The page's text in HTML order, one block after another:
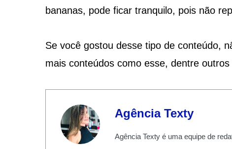
bananas, pode ficar tranquilo, pois não
Se você gostou desse tipo de conteúdo,
mais conteúdos como esse, dentre
Agência Texty
Agência Texty é uma equipe de